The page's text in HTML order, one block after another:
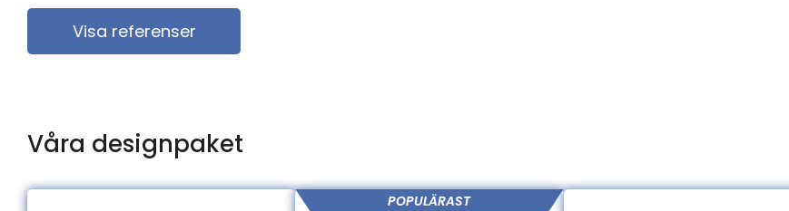
Visa referenser
Våra designpaket
POPULÄRAST